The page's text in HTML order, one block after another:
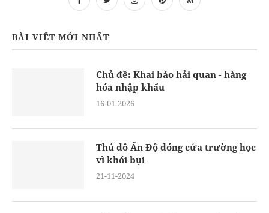
BÀI VIẾT MỚI NHẤT
Chủ đề: Khai báo hải quan - hàng
hóa nhập khẩu
16-01-2026
Thủ đô Ấn Độ đóng cửa trường học
vì khói bụi
21-11-2024